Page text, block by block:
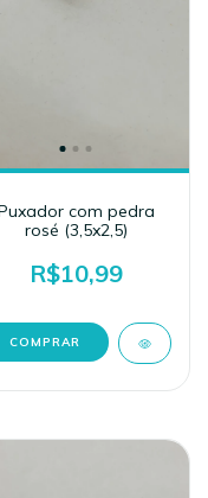
com pedra
rosé (3,5x2,5)
R$10,99